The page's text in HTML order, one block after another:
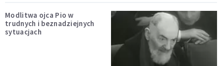
Modlitwa ojca Pio w
trudnych i beznadziejnych
sytuacjach